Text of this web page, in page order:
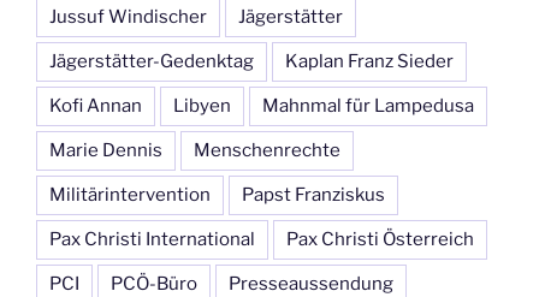
Jussuf Windischer Jägerstätter
Jägerstätter-Gedenktag Kaplan Franz Sieder
Kofi Annan Libyen Mahnmal für Lampedusa
Marie Dennis Menschenrechte
Militärintervention Papst Franziskus
Pax Christi International Pax Christi Österreich
PCI PCÖ-Büro Presseaussendung